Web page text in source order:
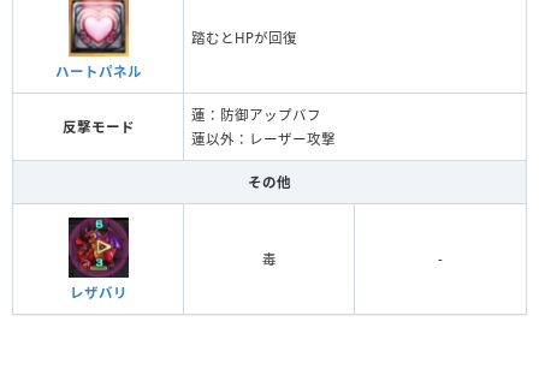
ハートパネル
踏むとHPが回復
反撃モード
蓮：防御アップバフ
蓮以外：レーザー攻撃
その他
レザバリ
毒 -